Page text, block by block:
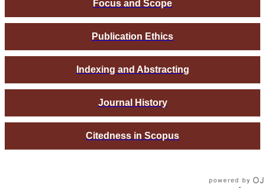
Focus and Scope
Publication Ethics
Indexing and Abstracting
Journal History
Citedness in Scopus